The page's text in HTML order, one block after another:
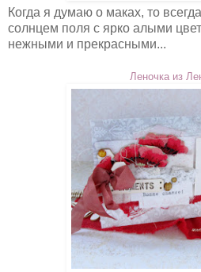
Когда я думаю о маках, то
солнцем поля с ярко алыми
нежными и прекрасными...
Леночка из